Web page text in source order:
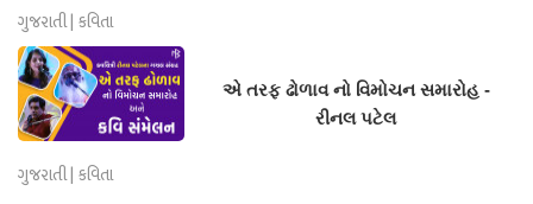
ગુજરાતી | કવિતા
એ તરફ ઢોળાવ નો વિમોચન સમારોહ -
રીનલ પટેલ
ગુજરાતી | કવિતા